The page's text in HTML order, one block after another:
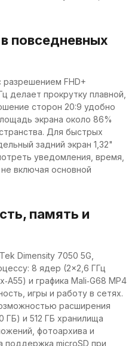
повседневных
разрешением FHD+
делает прокрутку плавной,
сторон 20:9 удобно
экрана около 86%
Для быстрых
задний экран 1,32"
уведомления, время,
включая основной
память и
Dimensity 7050 5G,
8 ядер (2×2,6 ГГц
и графика Mali‑G68 MP4
игры и работу в сетях.
расширения
ГБ) и 512 ГБ хранилища
фотоархива и
поддержка microSD при